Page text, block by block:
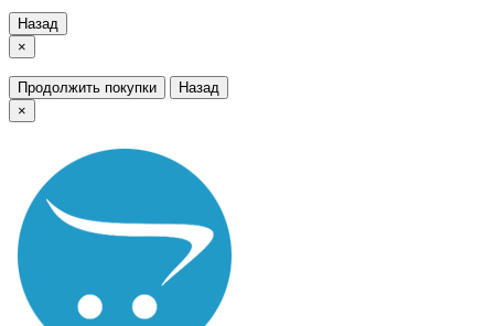
Назад
×
Продолжить покупки
Назад
×